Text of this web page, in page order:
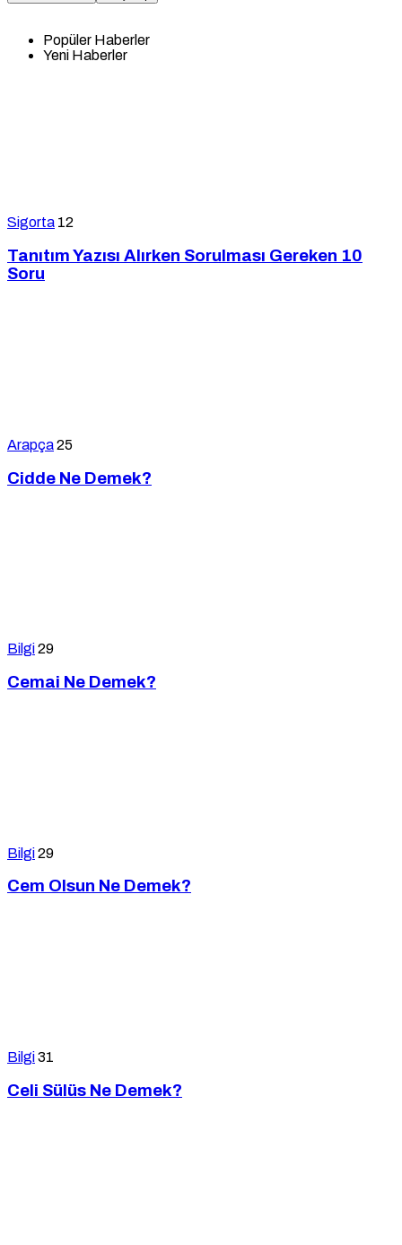
Popüler Haberler
Yeni Haberler
Sigorta 12
Tanıtım Yazısı Alırken Sorulması Gereken 10
Soru
Arapça25
Cidde Ne Demek?
Bilgi29
Cemai Ne Demek?
Bilgi29
Cem Olsun Ne Demek?
Bilgi31
Celi Sülüs Ne Demek?